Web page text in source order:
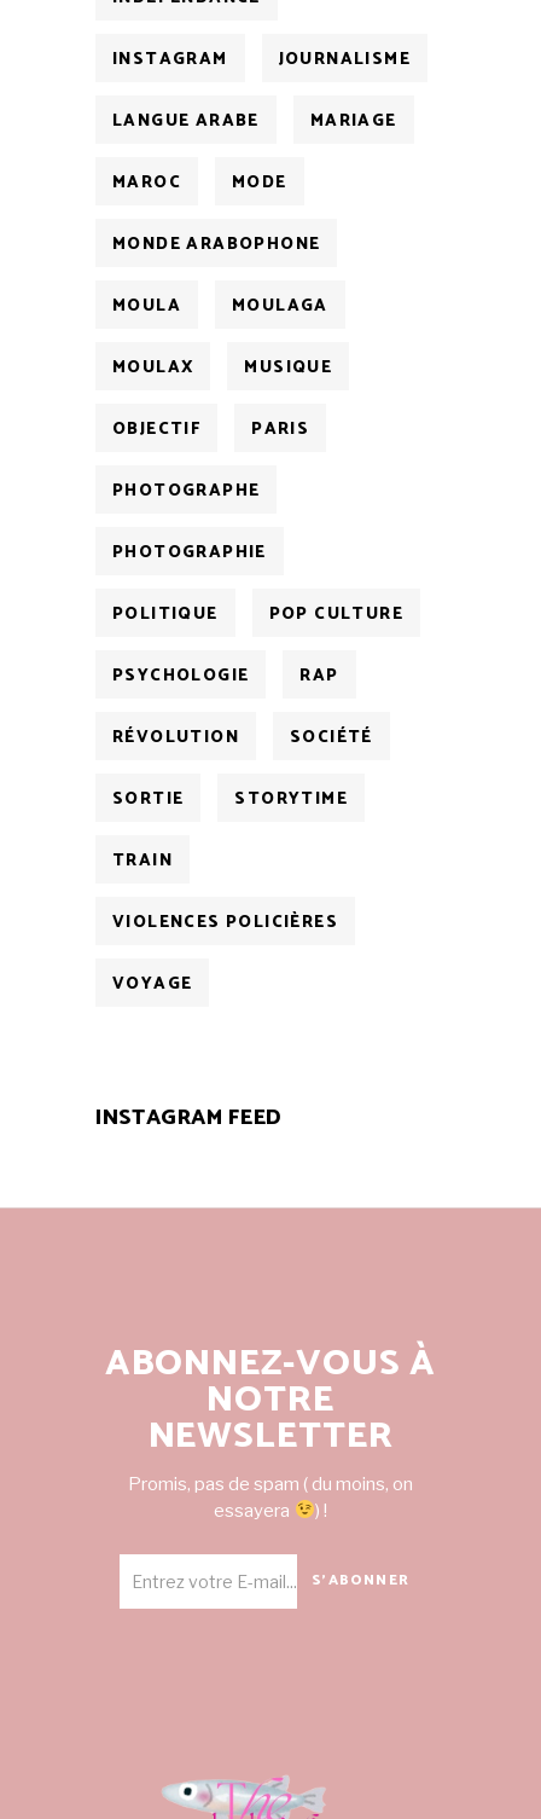
INSTAGRAM JOURNALISME
LANGUE ARABE MARIAGE
MAROC MODE
MONDE ARABOPHONE
MOULA MOULAGA
MOULAX MUSIQUE
OBJECTIF PARIS
PHOTOGRAPHE
PHOTOGRAPHIE
POLITIQUE POP CULTURE
PSYCHOLOGIE RAP
RÉVOLUTION SOCIÉTÉ
SORTIE STORYTIME
TRAIN
VIOLENCES POLICIÈRES
VOYAGE
INSTAGRAM FEED
ABONNEZ-VOUS À
NOTRE
NEWSLETTER
Promis, pas de spam ( du moins, on
essayera
) !
S'ABONNER